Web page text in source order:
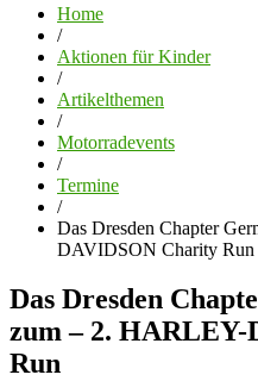
Home
/
Aktionen für Kinder
/
Artikelthemen
/
Motorradevents
/
Termine
/
Das Dresden Chapter
DAVIDSON Charity Run
Das Dresden
zum – 2.
Run